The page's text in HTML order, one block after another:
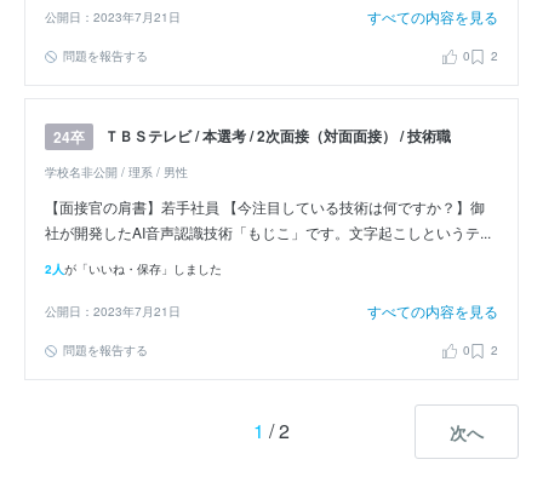
公開日：2023年7月21日 すべての内容を見る
問題を報告する 0 2
24卒 ＴＢＳテレビ / 本選考 / 2次面接（対面面接） / 技術職
学校名非公開 / 理系 / 男性
【面接官の肩書】若手社員 【今注目している技術は何ですか？】御
社が開発したAI音声認識技術「もじこ」です。文字起こしというテ...
2人が「いいね・保存」しました
公開日：2023年7月21日 すべての内容を見る
問題を報告する 0 2
1 / 2 次へ